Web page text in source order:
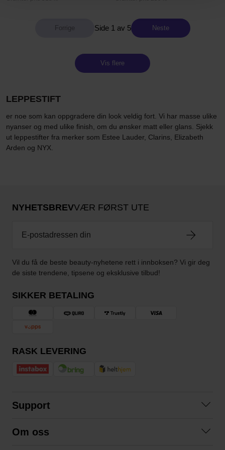
Side 1 av 5 Neste
Vis flere
LEPPESTIFT
er noe som kan oppgradere din look veldig fort. Vi har masse ulike
nyanser og med ulike finish, om du ønsker matt eller glans. Sjekk
ut leppestifter fra merker som Estee Lauder, Clarins, Elizabeth
Arden og NYX.
NYHETSBREVVÆR FØRST UTE
Vil du få de beste beauty-nyhetene rett i innboksen? Vi gir deg
de siste trendene, tipsene og eksklusive tilbud!
SIKKER BETALING
RASK LEVERING
Support
Om oss